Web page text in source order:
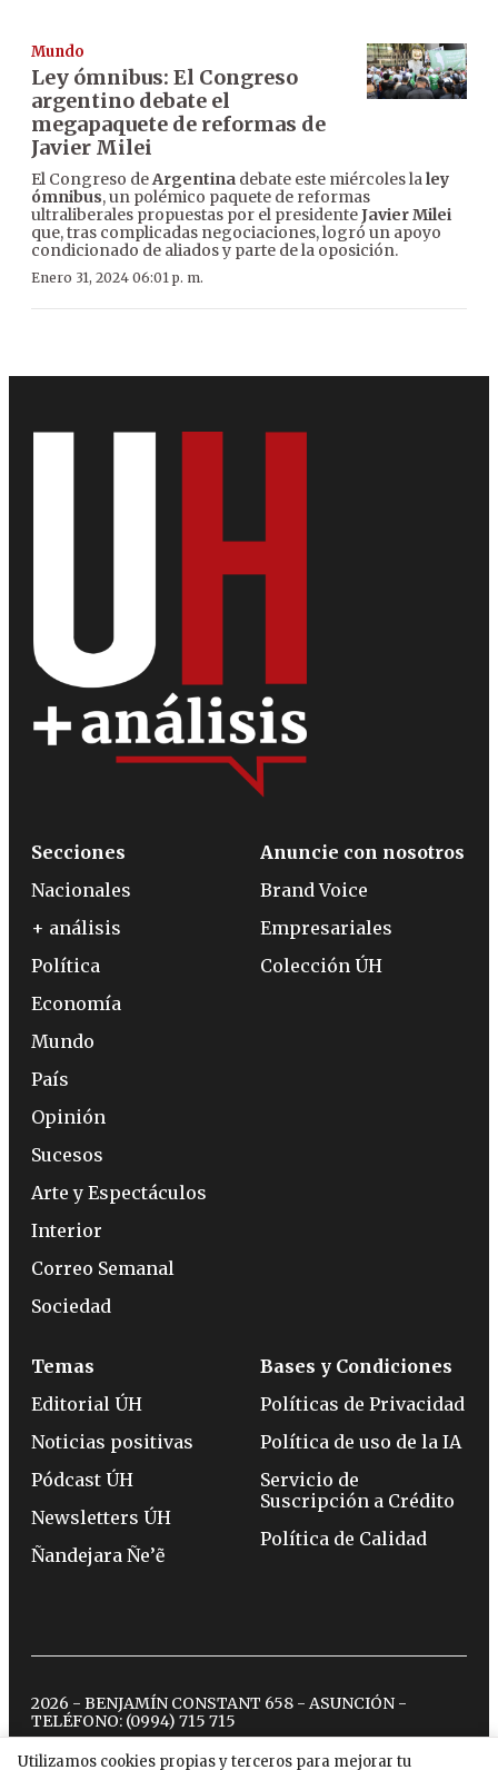
Mundo
Ley ómnibus: El Congreso
argentino debate el
megapaquete de reformas de
Javier Milei
El Congreso deArgentina debate este miércoles laley
ómnibus, un polémico paquete de reformas
ultraliberales propuestas por el presidenteJavier Milei
que, tras complicadas negociaciones, logró un apoyo
condicionado de aliados y parte de la oposición.
Enero 31, 2024 06:01 p. m.
Utilizamos cookies propias y terceros para mejorar tu
Secciones
Nacionales
+ análisis
Política
Economía
Mundo
País
Opinión
Sucesos
Arte y Espectáculos
Interior
Correo Semanal
Sociedad
Anuncie con nosotros
Brand Voice
Empresariales
Colección ÚH
Temas
Editorial ÚH
Noticias positivas
Pódcast ÚH
Newsletters ÚH
Ñandejara Ñe’ẽ
Bases y Condiciones
Políticas de Privacidad
Política de uso de la IA
Servicio de
Suscripción a Crédito
Política de Calidad
2026 - BENJAMÍN CONSTANT 658 - ASUNCIÓN -
TELÉFONO: (0994) 715 715